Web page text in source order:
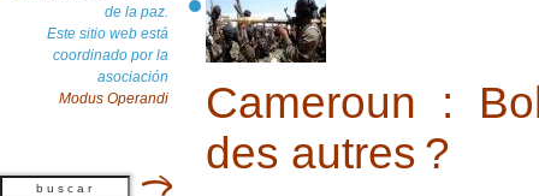
de la paz.
Este sitio web está
coordinado por la
asociación
Modus Operandi
Cameroun :
des autres ?